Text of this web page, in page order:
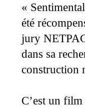
«
été
jury
dans sa
construction
C’est un